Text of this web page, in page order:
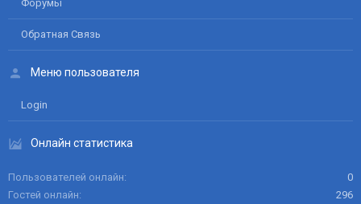
Форумы
Обратная Связь
Меню пользователя
Login
Онлайн статистика
Пользователей онлайн
0
Гостей онлайн
296